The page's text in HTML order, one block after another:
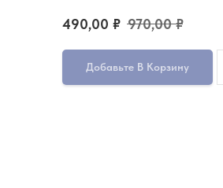
490,00 ₽ 970,00 ₽
Добавьте В Корзину